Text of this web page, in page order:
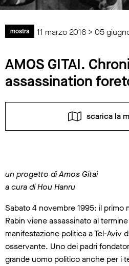
mostra 11 marzo 2016 > 05
AMOS GITAI.
assassination
scarica la
un progetto di Amos Gitai
a cura di Hou Hanru
Sabato 4 novembre 1995: il primo
Rabin viene assassinato al
manifestazione politica a Tel-Aviv
osservante. Uno dei padri
grande uomo politico anche per i